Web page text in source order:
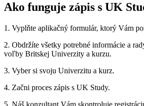
Ako funguje zápis s UK
1. Vyplňte aplikačný formulár, ktorý Vám
2. Obdržíte všetky potrebné informácie a
voľby Britskej Univerzity a kurzu.
3. Vyber si svoju Univerzitu a kurz.
4. Začni proces zápis s UK Study.